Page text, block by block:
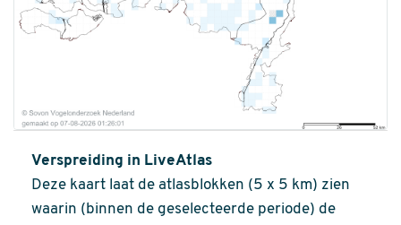
Verspreiding in LiveAtlas
Deze kaart laat de atlasblokken (5 x 5 km) zien
waarin (binnen de geselecteerde periode) de